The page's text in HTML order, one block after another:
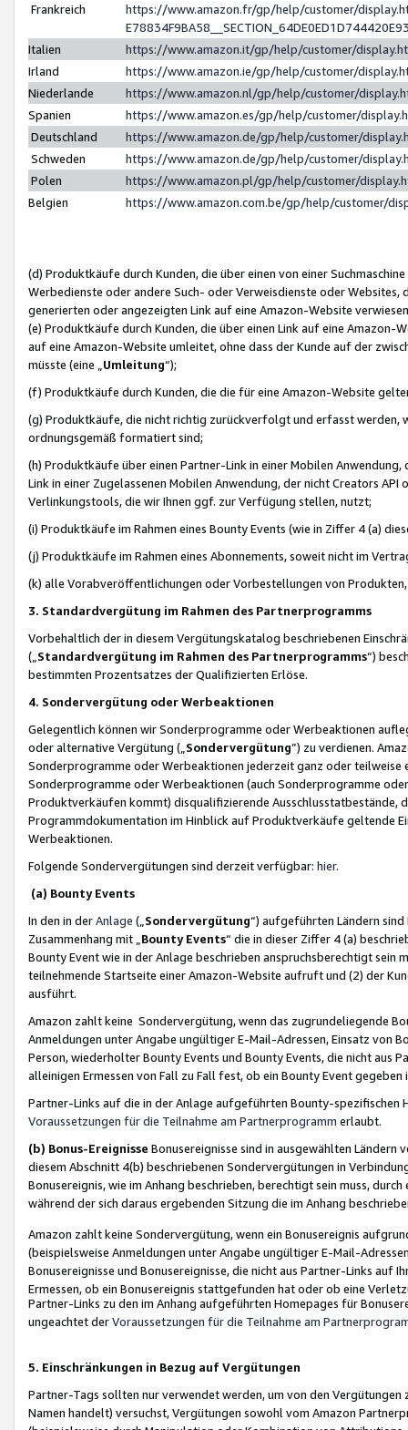
Frankreich
https://www.amazon.fr/gp/help/customer/
Italien
https://www.amazon.it/gp/help/customer/
Irland
https://www.amazon.ie/gp/help/customer/
Niederlande
https://www.amazon.nl/gp/help/customer/
Spanien
https://www.amazon.es/gp/help/customer/
Deutschland
https://www.amazon.de/gp/help/customer/
Schweden
https://www.amazon.de/gp/help/customer/
Polen
https://www.amazon.pl/gp/help/customer/
Belgien
https://www.amazon.com.be/gp/help/customer/
(d) Produktkäufe durch Kunden, die über einen von einer
Werbedienste oder andere Such- oder Verweisdienste oder Websites,
generierten oder angezeigten Link auf eine Amazon-Website
(e) Produktkäufe durch Kunden, die über einen Link auf eine
auf eine Amazon-Website umleitet, ohne dass der Kunde auf der
müsste (eine „ Umleitung“);
(f) Produktkäufe durch Kunden, die die für eine Amazon-Website
(g) Produktkäufe, die nicht richtig zurückverfolgt und erfasst werden,
ordnungsgemäß formatiert sind;
(h) Produktkäufe über einen Partner-Link in einer Mobilen
Link in einer Zugelassenen Mobilen Anwendung, der nicht Creators
Verlinkungstools, die wir Ihnen ggf. zur Verfügung stellen, nutzt;
(i) Produktkäufe im Rahmen eines Bounty Events (wie in Ziffer 4 (a)
(j) Produktkäufe im Rahmen eines Abonnements, soweit nicht im
(k) alle Vorabveröffentlichungen oder Vorbestellungen von
3. Standardvergütung im Rahmen des Partnerprogramms
Vorbehaltlich der in diesem Vergütungskatalog beschriebenen
(„ Standardvergütung im Rahmen des Partnerprogramms“)
bestimmten Prozentsatzes der Qualifizierten Erlöse.
4. Sondervergütung oder Werbeaktionen
Gelegentlich können wir Sonderprogramme oder Werbeaktionen
oder alternative Vergütung („ Sondervergütung”) zu verdienen.
Sonderprogramme oder Werbeaktionen jederzeit ganz oder
Sonderprogramme oder Werbeaktionen (auch Sonderprogramme
Produktverkäufen kommt) disqualifizierende Ausschlusstatbestände,
Programmdokumentation im Hinblick auf Produktverkäufe geltende
Werbeaktionen.
Folgende Sondervergütungen sind derzeit verfügbar: hier.
(a) Bounty Events
In den in derAnlage („ Sondervergütung“) aufgeführten Ländern
Zusammenhang mit „ Bounty Events“ die in dieser Ziffer 4 (a)
Bounty Event wie in der Anlage beschrieben anspruchsberechtigt sein
teilnehmende Startseite einer Amazon-Website aufruft und (2) der
ausführt.
Amazon zahlt keine Sondervergütung, wenn das zugrundeliegende
Anmeldungen unter Angabe ungültiger E-Mail-Adressen, Einsatz von
Person, wiederholter Bounty Events und Bounty Events, die nicht
alleinigen Ermessen von Fall zu Fall fest, ob ein Bounty Event
Partner-Links auf die in der Anlage aufgeführten Bounty-spezifischen
Voraussetzungen für die Teilnahme am Partnerprogramm erlaubt.
(b) Bonus-Ereignisse Bonusereignisse sind in ausgewählten Ländern
diesem Abschnitt 4(b) beschriebenen Sondervergütungen in
Bonusereignis, wie im Anhang beschrieben, berechtigt sein muss,
während der sich daraus ergebenden Sitzung die im Anhang
Amazon zahlt keine Sondervergütung, wenn ein Bonusereignis
(beispielsweise Anmeldungen unter Angabe ungültiger E-Mail-
Bonusereignisse und Bonusereignisse, die nicht aus Partner-Links auf
Ermessen, ob ein Bonusereignis stattgefunden hat oder ob eine
Partner-Links zu den im Anhang aufgeführten Homepages für
ungeachtet derVoraussetzungen für die Teilnahme am
5. Einschränkungen in Bezug auf Vergütungen
Partner-Tags sollten nur verwendet werden, um von den
Namen handelt) versuchst, Vergütungen sowohl vom Amazon